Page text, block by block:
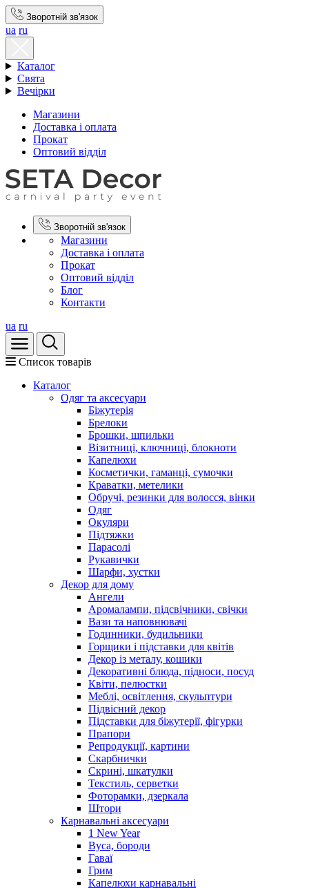
Зворотній зв'язок
ua ru
Каталог
Свята
Вечірки
Магазини
Доставка і оплата
Прокат
Оптовий відділ
Зворотній зв'язок
Магазини
Доставка і оплата
Прокат
Оптовий відділ
Блог
Контакти
ua ru
Список товарів
Каталог
Oдяг та аксесуари
Біжутерія
Брелоки
Брошки, шпильки
Візитниці, ключниці, блокноти
Капелюхи
Косметички, гаманці, сумочки
Краватки, метелики
Обручі, резинки для волосся, вінки
Одяг
Окуляри
Підтяжки
Парасолі
Рукавички
Шарфи, хустки
Декор для дому
Ангели
Аромалампи, підсвічники, свічки
Вази та наповнювачі
Годинники, будильники
Горщики і підставки для квітів
Декор із металу, кошики
Декоративні блюда, підноси, посуд
Квіти, пелюстки
Меблі, освітлення, скульптури
Підвісний декор
Підставки для біжутерії, фігурки
Прапори
Репродукції, картини
Скарбнички
Скрині, шкатулки
Текстиль, серветки
Фоторамки, дзеркала
Штори
Карнавальні аксесуари
1 New Year
Вуса, бороди
Гаваї
Грим
Капелюхи карнавальні